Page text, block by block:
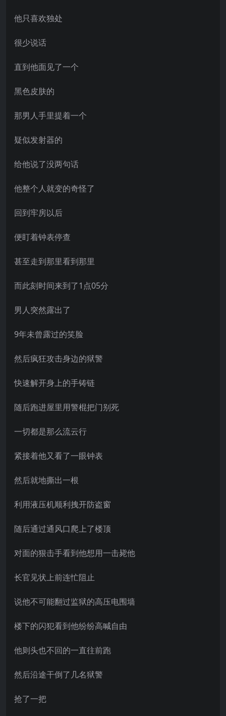
他只喜欢独处
很少说话
直到他面见了一个
黑色皮肤的
那男人手里提着一个
疑似发射器的
给他说了没两句话
他整个人就变的奇怪了
回到牢房以后
便盯着钟表停查
甚至走到那里看到那里
而此刻时间来到了1点05分
男人突然露出了
9年未曾露过的笑脸
然后疯狂攻击身边的狱警
快速解开身上的手铸链
随后跑进屋里用警棍把门别死
一切都是那么流云行
紧接着他又看了一眼钟表
然后就地撕出一根
利用液压机顺利拽开防盗窗
随后通过通风口爬上了楼顶
对面的狠击手看到他想用一击毙他
长官见状上前连忙阻止
说他不可能翻过监狱的高压电围墙
楼下的闪犯看到他纷纷高喊自由
他则头也不回的一直往前跑
然后沿途干倒了几名狱警
抢了一把